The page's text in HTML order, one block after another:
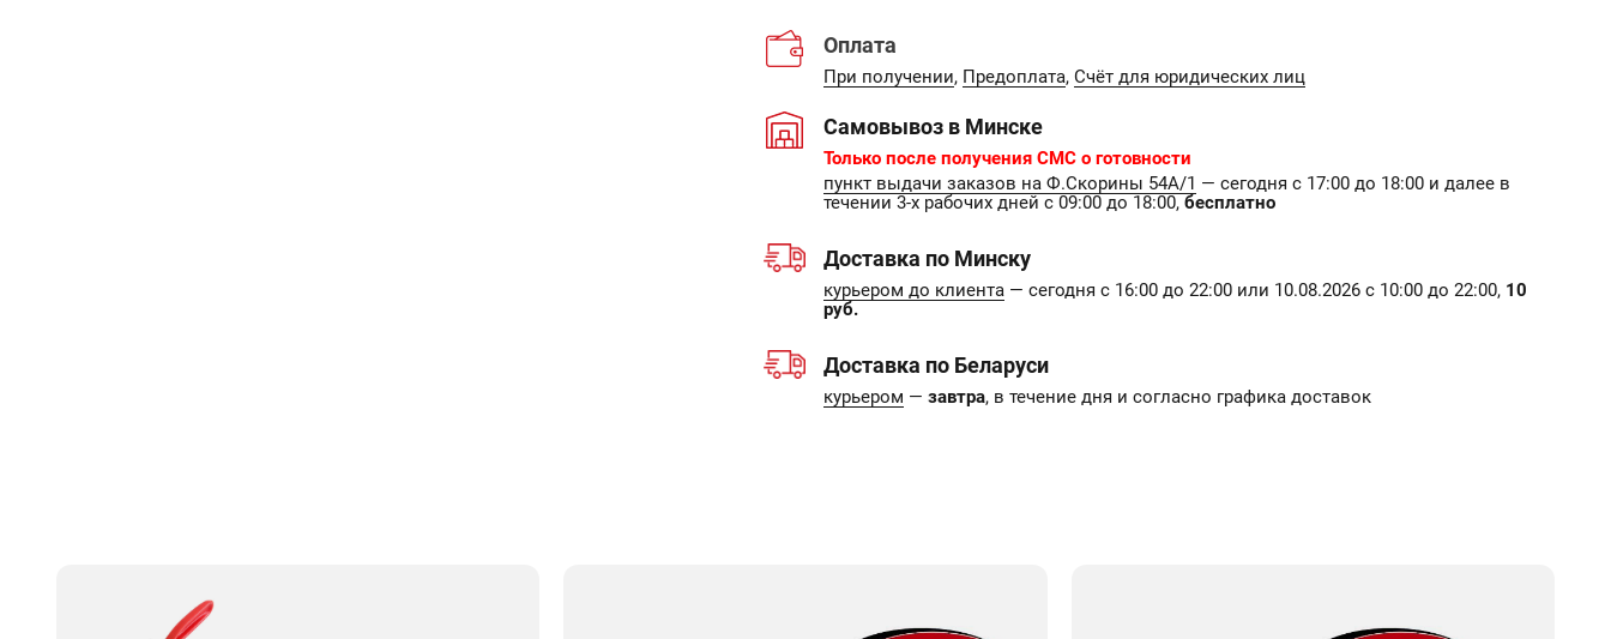
Оплата
При получении, Предоплата, Счёт для юридических лиц
Самовывоз в Минске
Только после получения СМС о готовности
пункт выдачи заказов на Ф.Скорины 54А/1 — сегодня с 17:00 до 18:00 и далее в
течении 3-х рабочих дней с 09:00 до 18:00, бесплатно
Доставка по Минску
курьером до клиента — сегодня с 16:00 до 22:00 или 10.08.2026 с 10:00 до 22:00, 10
руб.
Доставка по Беларуси
курьером — завтра, в течение дня и согласно графика доставок